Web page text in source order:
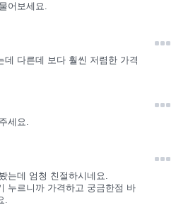
어보세요.
데 다른데 보다 훨씬 저렴한 가격
세요.
는데 엄청 친절하시네요.
누르니까 가격하고 궁금한점 바